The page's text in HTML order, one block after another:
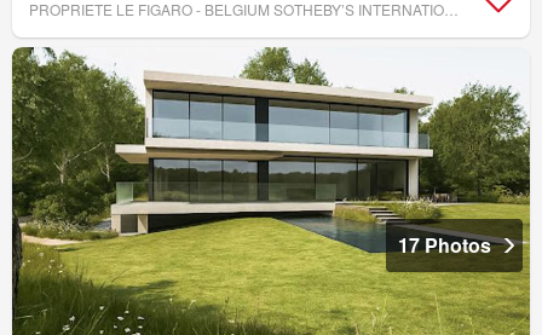
17 Photos